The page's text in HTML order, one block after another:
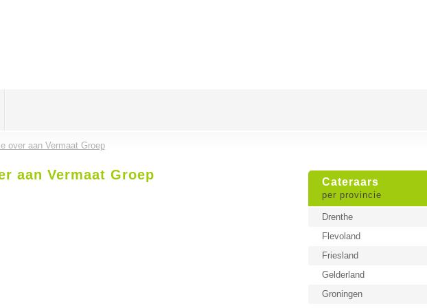
over aan Vermaat Groep
Cateraars
per provincie
Drenthe
Flevoland
Friesland
Gelderland
Groningen
aan Vermaat Groep